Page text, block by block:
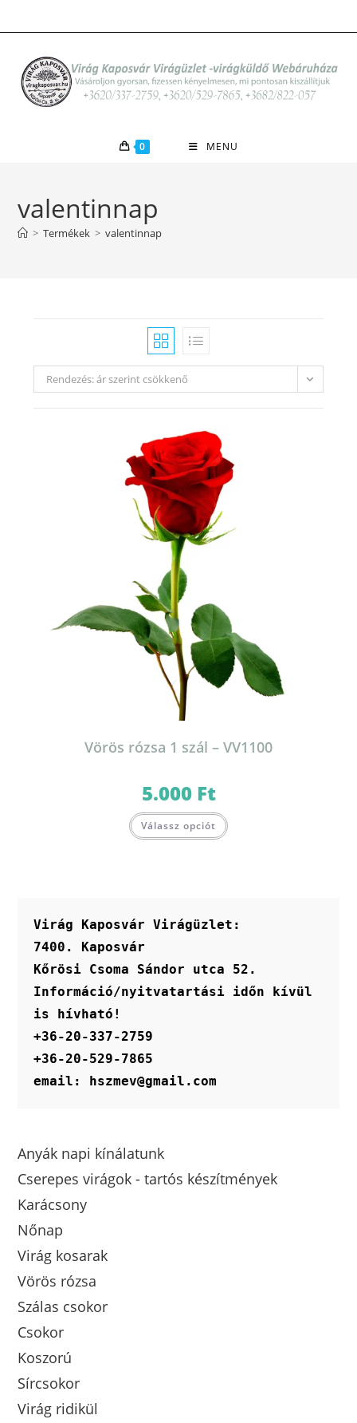
to
0 MENU
valentinnap
> Termékek > valentinnap
Rendezés: ár szerint csökkenő
Vörös rózsa 1 szál – VV1100
5.000 Ft
Válassz opciót
Virág Kaposvár Virágüzlet:
7400. Kaposvár
Kőrösi Csoma Sándor utca 52.
Információ/nyitvatartási időn kívül
is hívható!
+36-20-337-2759
+36-20-529-7865
email: hszmev@gmail.com
Anyák napi kínálatunk
Cserepes virágok - tartós készítmények
Karácsony
Nőnap
Virág kosarak
Vörös rózsa
Szálas csokor
Csokor
Koszorú
Sírcsokor
Virág ridikül